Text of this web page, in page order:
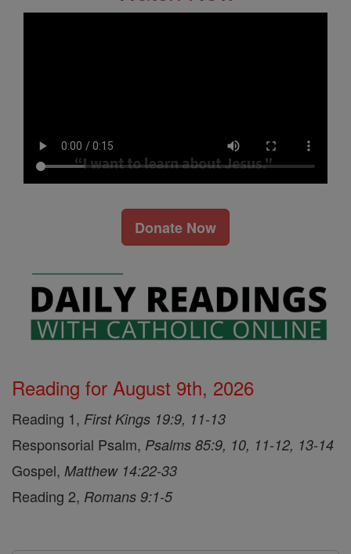
Donate Now
Reading for August 9th, 2026
Reading 1, First Kings 19:9, 11-13
Responsorial Psalm, Psalms 85:9, 10, 11-12, 13-14
Gospel, Matthew 14:22-33
Reading 2, Romans 9:1-5